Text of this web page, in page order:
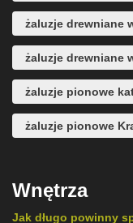
żaluzje drewniane
żaluzje drewniane
żaluzje pionowe
żaluzje pionowe
Wnętrza
Jak długo powinny